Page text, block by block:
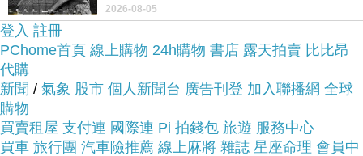
服務這麼優，當然在網路購物最好啦~~
看看SONY A7 機身(公司貨)~~
商品網址:
https://health.ltn.com.tw/article/breakingnews/
2026-08-05
登入 註冊
PChome首頁 線上購物 24h購物 書店 露天拍賣 比比昂
代購
新聞 / 氣象 股市 個人新聞台 廣告刊登 加入聯播網 全球
購物
買賣租屋 支付連 國際連 Pi 拍錢包 旅遊 服務中心
買車 旅行團 汽車險推薦 線上麻將 雜誌 星座命理 會員中